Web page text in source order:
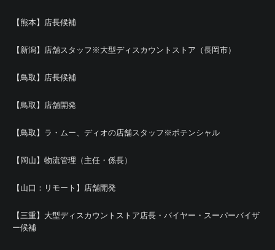
【熊本】店長候補
【新潟】店舗スタッフ※大型ディスカウントストア（長岡市）
【鳥取】店長候補
【鳥取】店舗開発
【鳥取】ラ・ムー、ディオの店舗スタッフ※ポテンシャル
【岡山】物流管理（主任・係長）
【山口：リモート】店舗開発
【三重】大型ディスカウントストア店長・バイヤー・スーパーバイザ
ー候補